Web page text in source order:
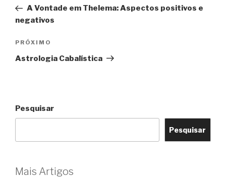
Post
anterior
A Vontade em Thelema: Aspectos positivos e
negativos
Próximo
post
PRÓXIMO
Astrologia Cabalística
Pesquisar
Pesquisar
Mais Artigos